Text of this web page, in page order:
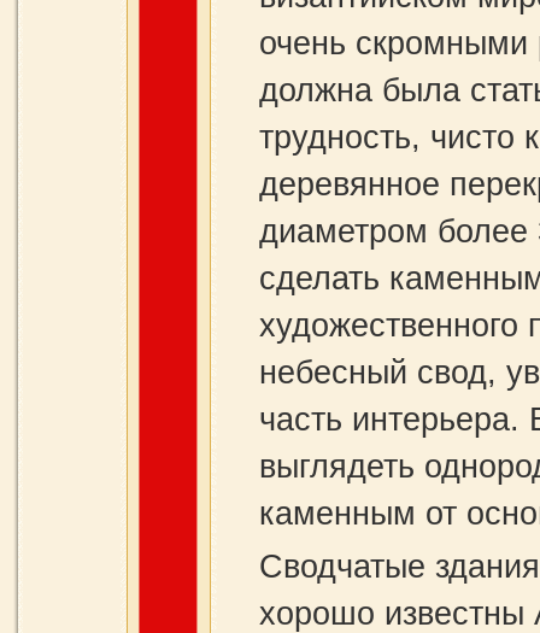
очень
должна была
трудность, чисто
деревянное
диаметром
сделать
небесный свод,
часть
выглядеть
каменным от
Сводчатые
хорошо